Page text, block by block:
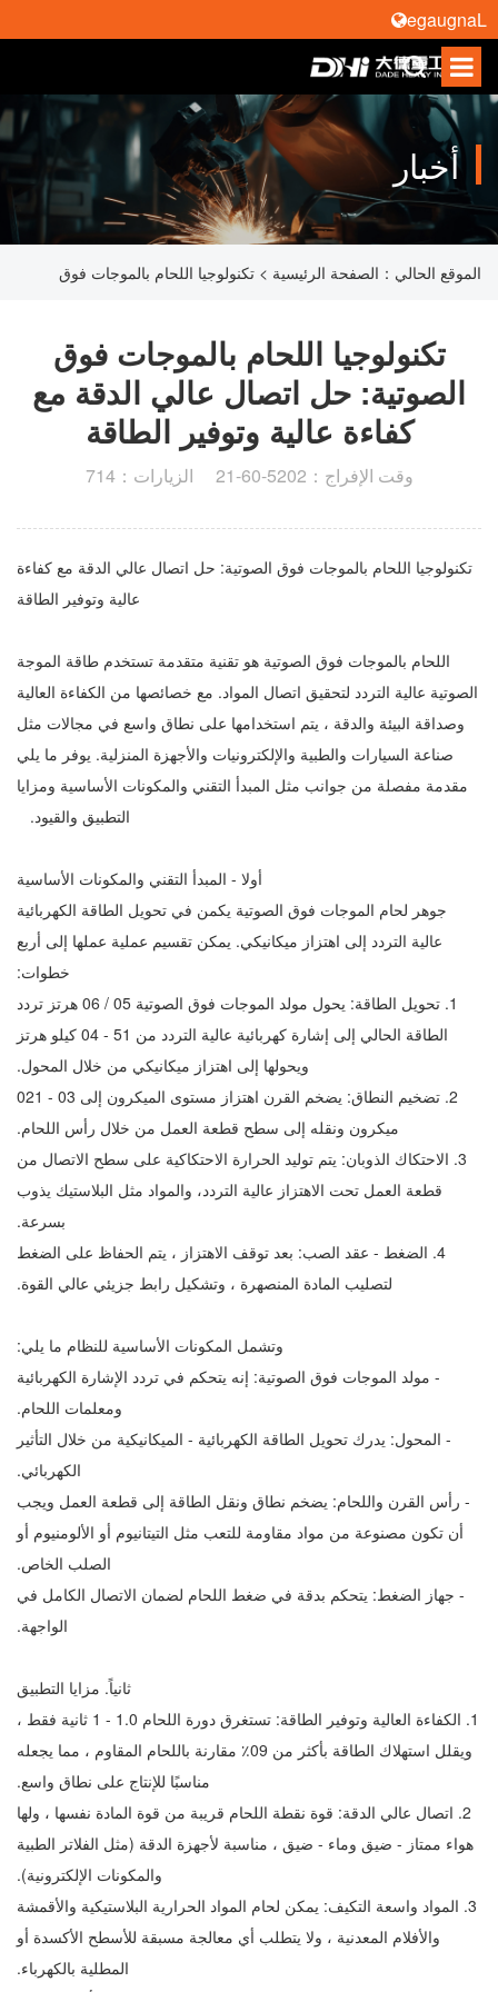
أخبار
الموقع الحالي： الصفحة الرئيسية > تكنولوجيا اللحام بالموجات فوق
تكنولوجيا اللحام بالموجات فوق
الصوتية: حل اتصال عالي الدقة مع
كفاءة عالية وتوفير الطاقة
وقت الإفراج：2025-06-12 الزيارات：417
تكنولوجيا اللحام بالموجات فوق الصوتية: حل اتصال عالي الدقة مع كفاءة
عالية وتوفير الطاقة
اللحام بالموجات فوق الصوتية هو تقنية متقدمة تستخدم طاقة الموجة
الصوتية عالية التردد لتحقيق اتصال المواد. مع خصائصها من الكفاءة العالية
وصداقة البيئة والدقة ، يتم استخدامها على نطاق واسع في مجالات مثل
صناعة السيارات والطبية والإلكترونيات والأجهزة المنزلية. يوفر ما يلي
مقدمة مفصلة من جوانب مثل المبدأ التقني والمكونات الأساسية ومزايا
التطبيق والقيود.
أولا - المبدأ التقني والمكونات الأساسية
جوهر لحام الموجات فوق الصوتية يكمن في تحويل الطاقة الكهربائية
عالية التردد إلى اهتزاز ميكانيكي. يمكن تقسيم عملية عملها إلى أربع
خطوات:
1. تحويل الطاقة: يحول مولد الموجات فوق الصوتية 50 / 60 هرتز تردد
الطاقة الحالي إلى إشارة كهربائية عالية التردد من 15 - 40 كيلو هرتز
ويحولها إلى اهتزاز ميكانيكي من خلال المحول.
2. تضخيم النطاق: يضخم القرن اهتزاز مستوى الميكرون إلى 30 - 120
ميكرون ونقله إلى سطح قطعة العمل من خلال رأس اللحام.
3. الاحتكاك الذوبان: يتم توليد الحرارة الاحتكاكية على سطح الاتصال من
قطعة العمل تحت الاهتزاز عالية التردد، والمواد مثل البلاستيك يذوب
بسرعة.
4. الضغط - عقد الصب: بعد توقف الاهتزاز ، يتم الحفاظ على الضغط
لتصليب المادة المنصهرة ، وتشكيل رابط جزيئي عالي القوة.
وتشمل المكونات الأساسية للنظام ما يلي:
- مولد الموجات فوق الصوتية: إنه يتحكم في تردد الإشارة الكهربائية
ومعلمات اللحام.
- المحول: يدرك تحويل الطاقة الكهربائية - الميكانيكية من خلال التأثير
الكهربائي.
- رأس القرن واللحام: يضخم نطاق ونقل الطاقة إلى قطعة العمل ويجب
أن تكون مصنوعة من مواد مقاومة للتعب مثل التيتانيوم أو الألومنيوم أو
الصلب الخاص.
- جهاز الضغط: يتحكم بدقة في ضغط اللحام لضمان الاتصال الكامل في
الواجهة.
ثانياً. مزايا التطبيق
1. الكفاءة العالية وتوفير الطاقة: تستغرق دورة اللحام 0.1 - 1 ثانية فقط ،
ويقلل استهلاك الطاقة بأكثر من 90٪ مقارنة باللحام المقاوم ، مما يجعله
مناسبًا للإنتاج على نطاق واسع.
2. اتصال عالي الدقة: قوة نقطة اللحام قريبة من قوة المادة نفسها ، ولها
هواء ممتاز - ضيق وماء - ضيق ، مناسبة لأجهزة الدقة (مثل الفلاتر الطبية
والمكونات الإلكترونية).
3. المواد واسعة التكيف: يمكن لحام المواد الحرارية البلاستيكية والأقمشة
والأفلام المعدنية ، ولا يتطلب أي معالجة مسبقة للأسطح الأكسدة أو
المطلية بالكهرباء.
Language